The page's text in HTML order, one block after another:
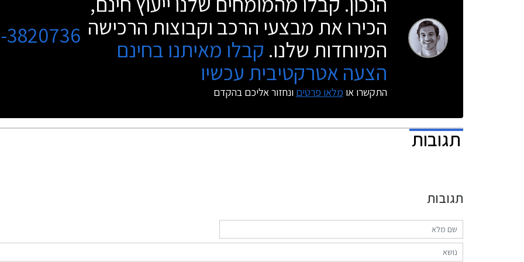
הכירו את מבצעי הרכב וקבוצות הרכישה
המיוחדות שלנו. קבלו מאיתנו בחינם
הצעה אטרקטיבית עכשיו
התקשרו או מלאו פרטים ונחזור אליכם בהקדם
3820736
תגובות
תגובות